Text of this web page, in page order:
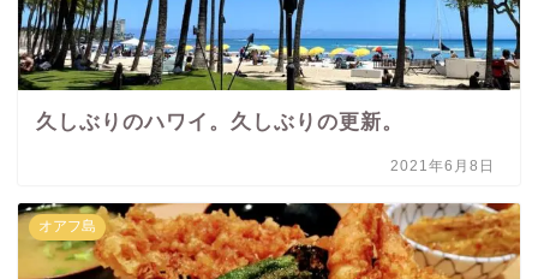
久しぶりのハワイ。久しぶりの更新。
2021年6月8日
オアフ島